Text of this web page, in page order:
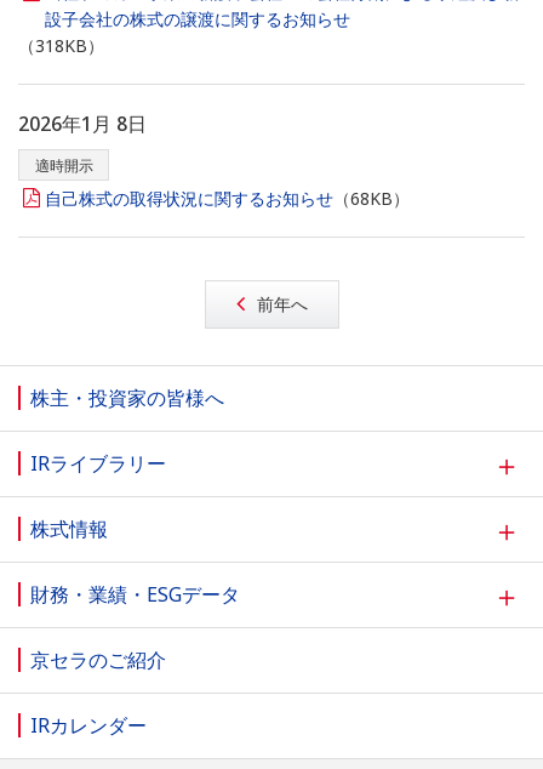
設子会社の株式の譲渡に関するお知らせ
（318KB）
2026年1月 8日
適時開示
自己株式の取得状況に関するお知らせ （68KB）
前年へ
株主・投資家の皆様へ
IRライブラリー ＋
株式情報 ＋
財務・業績・ESGデータ ＋
京セラのご紹介
IRカレンダー